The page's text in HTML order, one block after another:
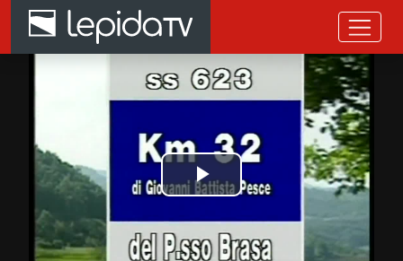
Salta al contenuto principale
Il Parco Regionale dei Sassi di
Riprodurre
il